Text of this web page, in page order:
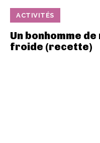
ACTIVITÉS
Un bonhomme
froide (recette)